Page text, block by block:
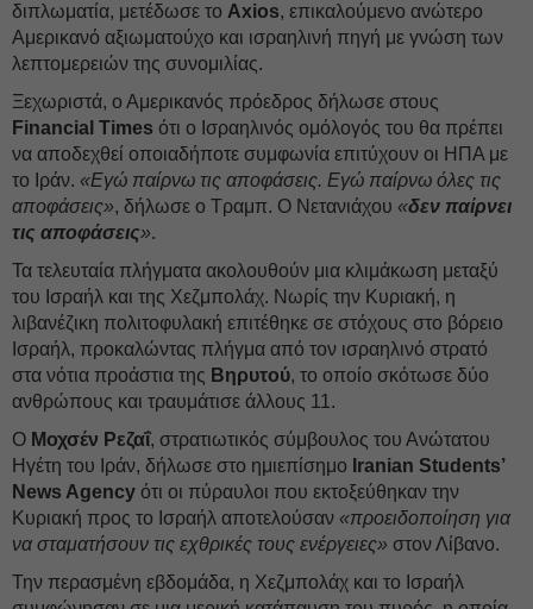
διπλωματία, μετέδωσε το Axios, επικαλούμενο ανώτερο
Αμερικανό αξιωματούχο και ισραηλινή πηγή με γνώση των
λεπτομερειών της συνομιλίας.
Ξεχωριστά, ο Αμερικανός πρόεδρος δήλωσε στους
Financial Times ότι ο Ισραηλινός ομόλογός του θα πρέπει
να αποδεχθεί οποιαδήποτε συμφωνία επιτύχουν οι ΗΠΑ με
το Ιράν. «Εγώ παίρνω τις αποφάσεις. Εγώ παίρνω όλες τις
αποφάσεις», δήλωσε ο Τραμπ. Ο Νετανιάχου «δεν παίρνει
τις αποφάσεις».
Τα τελευταία πλήγματα ακολουθούν μια κλιμάκωση μεταξύ
του Ισραήλ και της Χεζμπολάχ. Νωρίς την Κυριακή, η
λιβανέζικη πολιτοφυλακή επιτέθηκε σε στόχους στο βόρειο
Ισραήλ, προκαλώντας πλήγμα από τον ισραηλινό στρατό
στα νότια προάστια της Βηρυτού, το οποίο σκότωσε δύο
ανθρώπους και τραυμάτισε άλλους 11.
Ο Μοχσέν Ρεζαΐ, στρατιωτικός σύμβουλος του Ανώτατου
Ηγέτη του Ιράν, δήλωσε στο ημιεπίσημο Iranian Students’
News Agency ότι οι πύραυλοι που εκτοξεύθηκαν την
Κυριακή προς το Ισραήλ αποτελούσαν «προειδοποίηση για
να σταματήσουν τις εχθρικές τους ενέργειες» στον Λίβανο.
Την περασμένη εβδομάδα, η Χεζμπολάχ και το Ισραήλ